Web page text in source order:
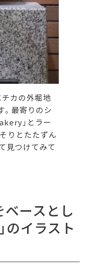
チカの外堀地
。最寄りのシ
」とラー
りとたたずん
見つけてみて
ベースとし
のイラスト